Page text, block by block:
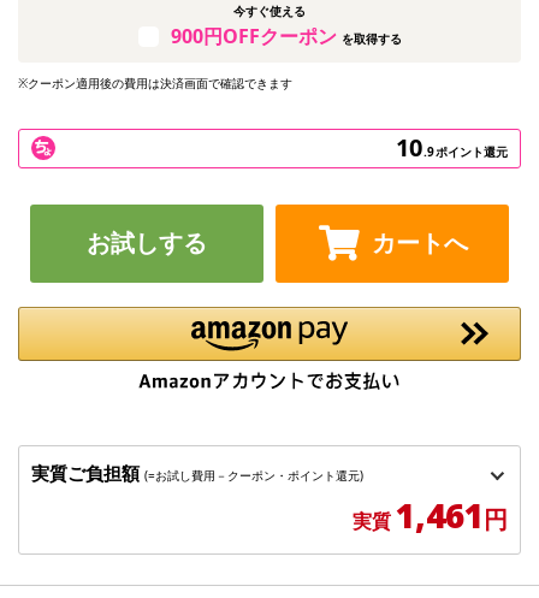
今すぐ使える
900円OFFクーポン を取得する
※クーポン適用後の費用は決済画面で確認できます
10.9ポイント還元
お試しする カートへ
実質ご負担額 (=お試し費用－クーポン・ポイント還元)
実質 1,461円